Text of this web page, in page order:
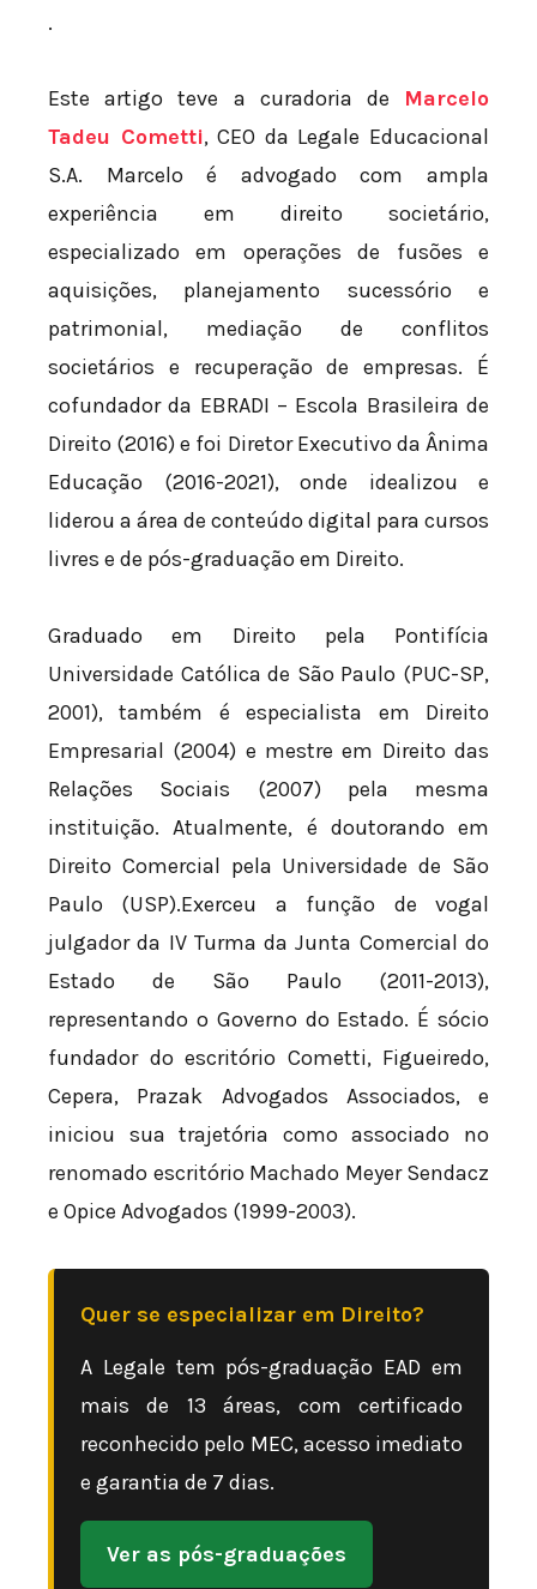
.
Este artigo teve a curadoria de Marcelo
Tadeu Cometti, CEO da Legale Educacional
S.A. Marcelo é advogado com ampla
experiência em direito societário,
especializado em operações de fusões e
aquisições, planejamento sucessório e
patrimonial, mediação de conflitos
societários e recuperação de empresas. É
cofundador da EBRADI – Escola Brasileira de
Direito (2016) e foi Diretor Executivo da Ânima
Educação (2016-2021), onde idealizou e
liderou a área de conteúdo digital para cursos
livres e de pós-graduação em Direito.
Graduado em Direito pela Pontifícia
Universidade Católica de São Paulo (PUC-SP,
2001), também é especialista em Direito
Empresarial (2004) e mestre em Direito das
Relações Sociais (2007) pela mesma
instituição. Atualmente, é doutorando em
Direito Comercial pela Universidade de São
Paulo (USP).Exerceu a função de vogal
julgador da IV Turma da Junta Comercial do
Estado de São Paulo (2011-2013),
representando o Governo do Estado. É sócio
fundador do escritório Cometti, Figueiredo,
Cepera, Prazak Advogados Associados, e
iniciou sua trajetória como associado no
renomado escritório Machado Meyer Sendacz
e Opice Advogados (1999-2003).
Quer se especializar em Direito?
A Legale tem pós-graduação EAD em
mais de 13 áreas, com certificado
reconhecido pelo MEC, acesso imediato
e garantia de 7 dias.
Ver as pós-graduações